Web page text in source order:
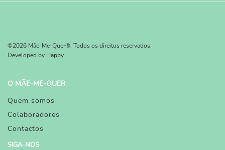
©2026 Mãe-Me-Quer®. Todos os direitos reservados.
Developed by Happy
O MÃE-ME-QUER
Quem somos
Colaboradores
Contactos
SIGA-NOS